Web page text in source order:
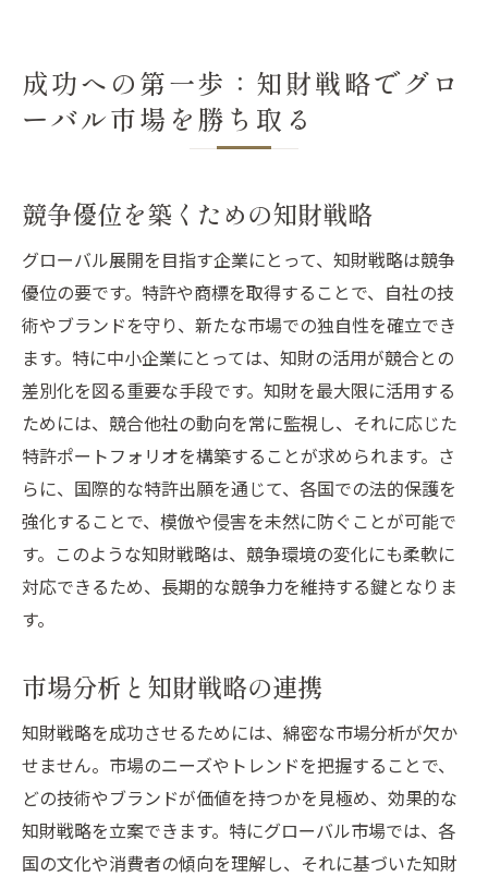
成功への第一歩：知財戦略でグロ
ーバル市場を勝ち取る
競争優位を築くための知財戦略
グローバル展開を目指す企業にとって、知財戦略は競争
優位の要です。特許や商標を取得することで、自社の技
術やブランドを守り、新たな市場での独自性を確立でき
ます。特に中小企業にとっては、知財の活用が競合との
差別化を図る重要な手段です。知財を最大限に活用する
ためには、競合他社の動向を常に監視し、それに応じた
特許ポートフォリオを構築することが求められます。さ
らに、国際的な特許出願を通じて、各国での法的保護を
強化することで、模倣や侵害を未然に防ぐことが可能で
す。このような知財戦略は、競争環境の変化にも柔軟に
対応できるため、長期的な競争力を維持する鍵となりま
す。
市場分析と知財戦略の連携
知財戦略を成功させるためには、綿密な市場分析が欠か
せません。市場のニーズやトレンドを把握することで、
どの技術やブランドが価値を持つかを見極め、効果的な
知財戦略を立案できます。特にグローバル市場では、各
国の文化や消費者の傾向を理解し、それに基づいた知財